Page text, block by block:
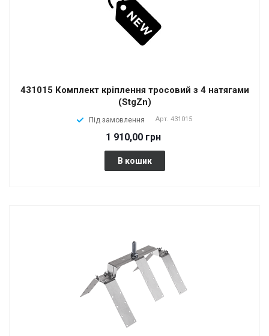
431015 Комплект кріплення тросовий з 4 натягами
(StgZn)
Під замовлення Арт. 431015
1 910,00 грн
В кошик